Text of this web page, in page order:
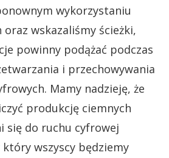
wykorzystaniu
wskazaliśmy ścieżki,
powinny podążać podczas
i przechowywania
Mamy nadzieję, że
produkcję ciemnych
się do ruchu cyfrowej
wszyscy będziemy